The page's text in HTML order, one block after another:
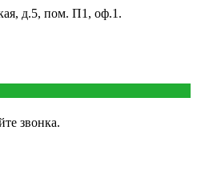
д.5, пом. П1, оф.1.
звонка.